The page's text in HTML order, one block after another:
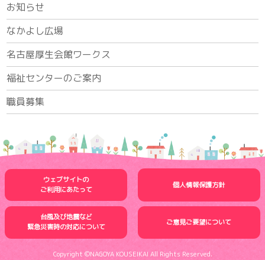
お知らせ
なかよし広場
名古屋厚生会館ワークス
福祉センターのご案内
職員募集
ウェブサイトの
ご利用にあたって
個人情報保護方針
台風及び地震など
緊急災害時の対応について
ご意見ご要望について
Copyright ©NAGOYA KOUSEIKAI All Rights Reserved.